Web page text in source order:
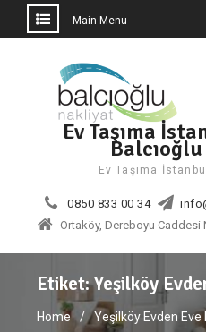
Main Menu
Ev Taşıma
Ev Taşıma
0850 833 00 34
Ortaköy, Dereboyu Caddesi
Etiket:Yeşilköy
Home Yeşilköy Evden Eve